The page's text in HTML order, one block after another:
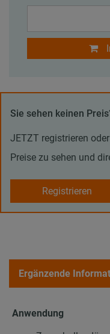
Sie sehen keinen
JETZT registrieren
Preise zu sehen und
Registrieren
Ergänzende
Anwendung